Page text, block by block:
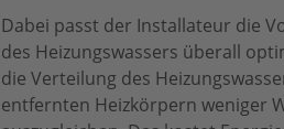
Dabei passt der Installateur die
des Heizungswassers überall
die Verteilung des
entfernten Heizkörpern weniger